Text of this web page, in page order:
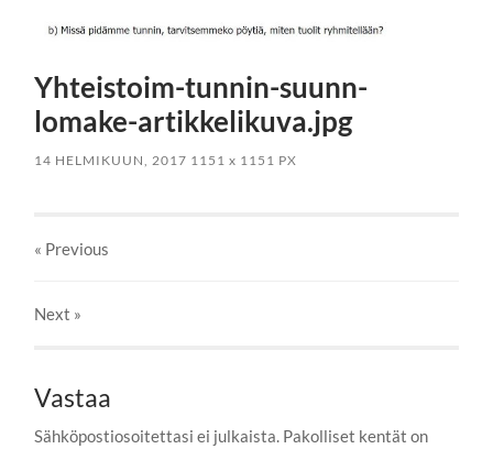
Yhteistoim-tunnin-suunn-
lomake-artikkelikuva.jpg
14 HELMIKUUN, 2017 1151x 1151 PX
« Previous
Next »
Vastaa
Sähköpostiosoitettasi ei julkaista. Pakolliset kentät on